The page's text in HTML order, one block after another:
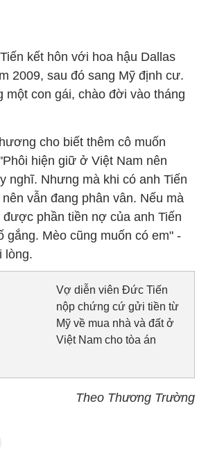
kết hôn với hoa hậu Dallas
2009, sau đó sang Mỹ định cư.
một con gái, chào đời vào tháng
cho biết thêm cô muốn
hiện giữ ở Việt Nam nên
nghĩ. Nhưng mà khi có anh Tiến
vẫn đang phân vân. Nếu mà
phần tiền nợ của anh Tiến
gắng. Mèo cũng muốn có em" -
lòng.
Vợ diễn viên Đức Tiến
nộp chứng cứ gửi tiền từ
Mỹ về mua nhà và đất ở
Việt Nam cho tòa án
Theo Thương Trường